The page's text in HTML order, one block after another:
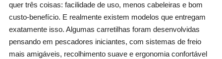
quer três coisas: facilidade de uso, menos cabeleiras e bom
custo-benefício. E realmente existem modelos que entregam
exatamente isso. Algumas carretilhas foram desenvolvidas
pensando em pescadores iniciantes, com sistemas de freio
mais amigáveis, recolhimento suave e ergonomia confortável